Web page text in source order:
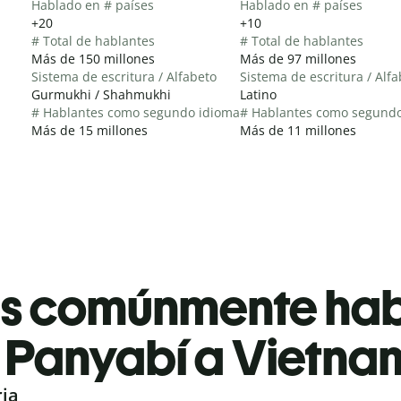
Hablado en # países
+20
# Total de hablantes
Más de 150 millones
Sistema de escritura / Alfabeto
Gurmukhi / Shahmukhi
# Hablantes como segundo idioma
Más de 15 millones
Hablado en # países
+10
# Total de hablantes
Más de 97 millones
Sistema de escritura /
Latino
# Hablantes como
Más de 11 millones
comúnmente
Panyabí a